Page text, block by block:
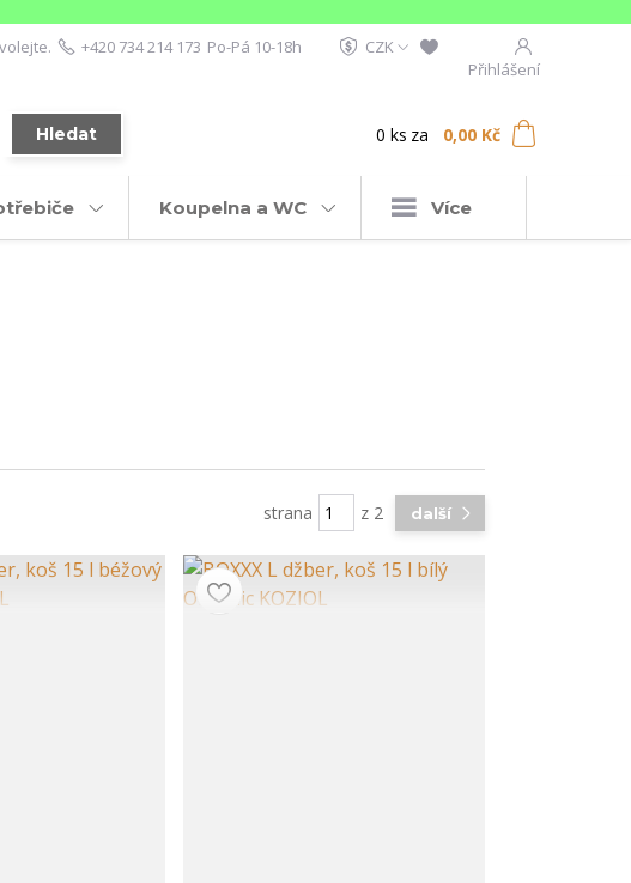
CZK
Přihlášení
Hledat
+420 734 214 173 Po-Pá 10-18h
0 ks za 0,00 Kč
Koupelna a WC Více
strana z 2 další